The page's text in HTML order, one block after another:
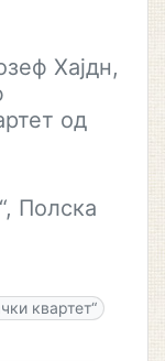
Хајдн,
од
Полска
квартет“